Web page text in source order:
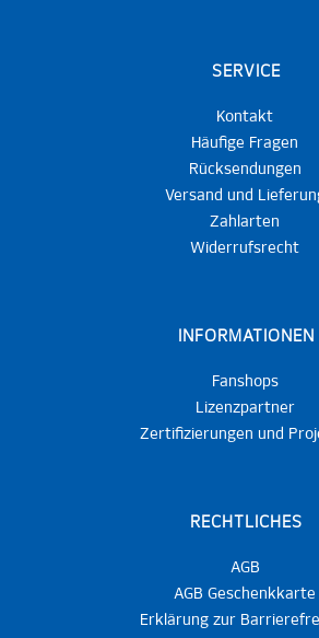
SERVICE
Kontakt
Häufige Fragen
Rücksendungen
Versand und
Zahlarten
Widerrufsrecht
INFORMATIONEN
Fanshops
Lizenzpartner
Zertifizierungen und
RECHTLICHES
AGB
AGB Geschenkkarte
Erklärung zur